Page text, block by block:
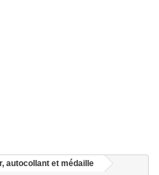
autocollant et médaille